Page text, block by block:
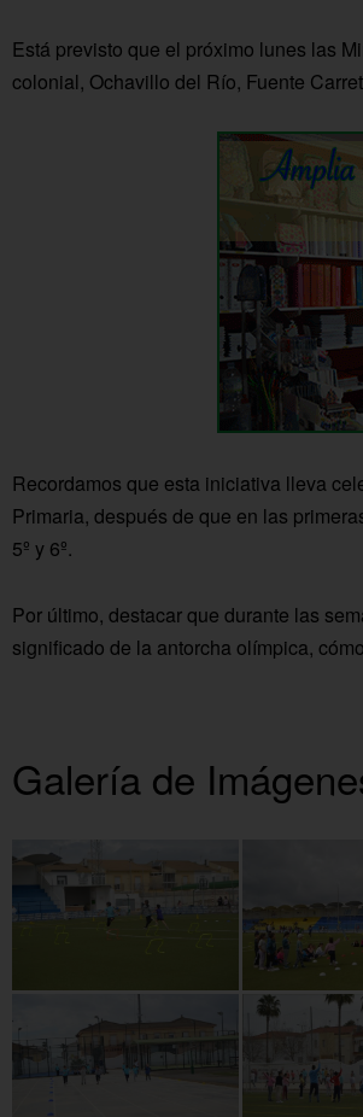
Está previsto que el próximo lunes las
colonial, Ochavillo del Río, Fuente
Recordamos que esta iniciativa lleva
Primaria, después de que en las
5º y 6º.
Por último, destacar que durante las
significado de la antorcha olímpica,
Galería de